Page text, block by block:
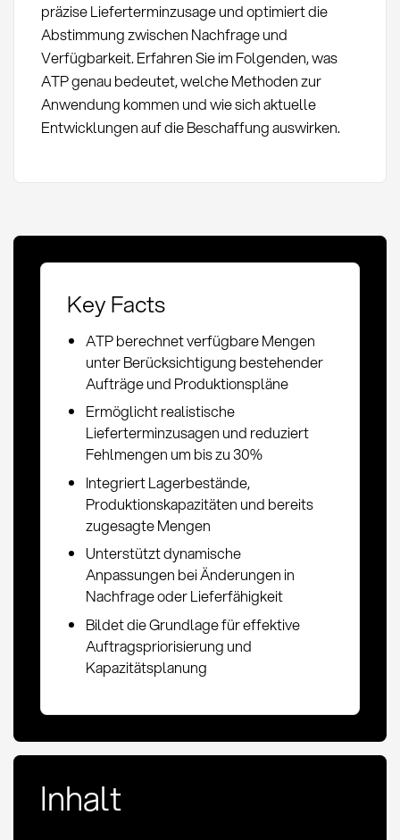
präzise Lieferterminzusage und optimiert die
Abstimmung zwischen Nachfrage und
Verfügbarkeit. Erfahren Sie im Folgenden, was
ATP genau bedeutet, welche Methoden zur
Anwendung kommen und wie sich aktuelle
Entwicklungen auf die Beschaffung auswirken.
Key Facts
ATP berechnet verfügbare Mengen
unter Berücksichtigung bestehender
Aufträge und Produktionspläne
Ermöglicht realistische
Lieferterminzusagen und reduziert
Fehlmengen um bis zu 30%
Integriert Lagerbestände,
Produktionskapazitäten und bereits
zugesagte Mengen
Unterstützt dynamische
Anpassungen bei Änderungen in
Nachfrage oder Lieferfähigkeit
Bildet die Grundlage für effektive
Auftragspriorisierung und
Kapazitätsplanung
Inhalt